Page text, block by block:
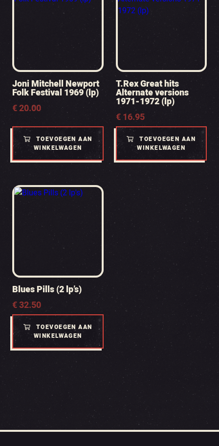
Joni Mitchell Newport
Folk Festival 1969 (lp)
€20.00
TOEVOEGEN AAN
WINKELWAGEN
T.Rex Great hits
Alternate versions
1971-1972 (lp)
€16.95
TOEVOEGEN AAN
WINKELWAGEN
Blues Pills (2 lp’s)
€32.50
TOEVOEGEN AAN
WINKELWAGEN